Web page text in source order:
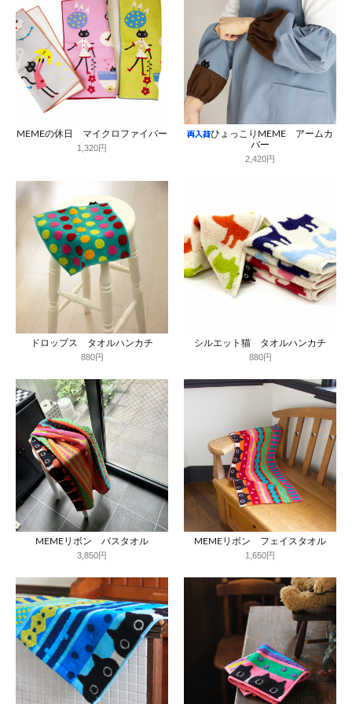
MEMEの休日 マイクロファイバー
1,320円
ひょっこりMEME アームカ
バー
2,420円
ドロップス タオルハンカチ
880円
シルエット猫 タオルハンカチ
880円
MEMEリボン バスタオル
3,850円
MEMEリボン フェイスタオル
1,650円